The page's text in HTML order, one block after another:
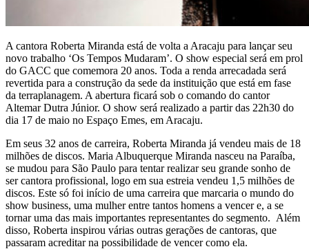
A cantora Roberta Miranda está de volta a Aracaju para lançar seu
novo trabalho ‘Os Tempos Mudaram’. O show especial será em prol
do GACC que comemora 20 anos. Toda a renda arrecadada será
revertida para a construção da sede da instituição que está em fase
da terraplanagem. A abertura ficará sob o comando do cantor
Altemar Dutra Júnior. O show será realizado a partir das 22h30 do
dia 17 de maio no Espaço Emes, em Aracaju.
Em seus 32 anos de carreira, Roberta Miranda já vendeu mais de 18
milhões de discos. Maria Albuquerque Miranda nasceu na Paraíba,
se mudou para São Paulo para tentar realizar seu grande sonho de
ser cantora profissional, logo em sua estreia vendeu 1,5 milhões de
discos. Este só foi início de uma carreira que marcaria o mundo do
show business, uma mulher entre tantos homens a vencer e, a se
tornar uma das mais importantes representantes do segmento. Além
disso, Roberta inspirou várias outras gerações de cantoras, que
passaram acreditar na possibilidade de vencer como ela.